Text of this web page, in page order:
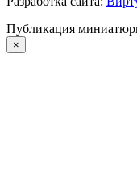
Публикация
×